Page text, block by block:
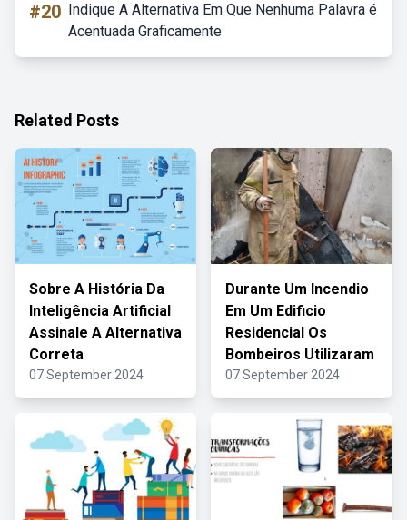
#20 Indique A Alternativa Em Que Nenhuma Palavra é
Acentuada Graficamente
Related Posts
Sobre A História Da
Inteligência Artificial
Assinale A Alternativa
Correta
07 September 2024
Durante Um Incendio
Em Um Edificio
Residencial Os
Bombeiros Utilizaram
07 September 2024